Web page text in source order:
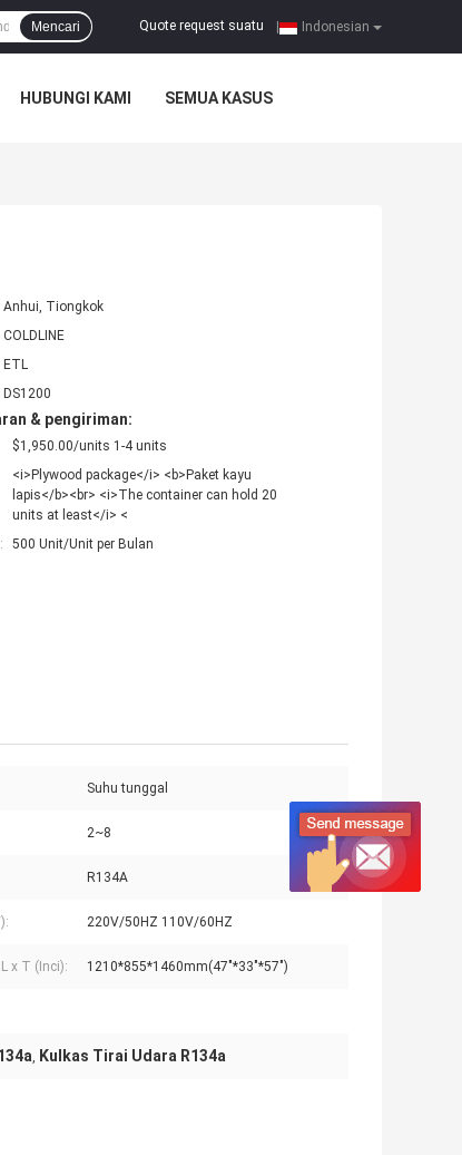
Indonesian
Quote request suatu
Mencari
HUBUNGI KAMI SEMUA KASUS
Anhui, Tiongkok
COLDLINE
ETL
DS1200
& pengiriman:
$1,950.00/units 1-4 units
<i>Plywood package</i> <b>Paket kayu
lapis</b><br> <i>The container can hold 20
units at least</i> <
500 Unit/Unit per Bulan
Suhu tunggal
2~8
R134A
220V/50HZ 110V/60HZ
x T (Inci): 1210*855*1460mm(47"*33"*57")
, Kulkas Tirai Udara R134a